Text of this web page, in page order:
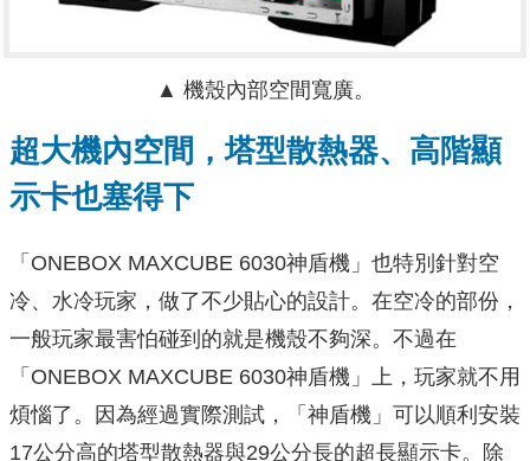
▲ 機殼內部空間寬廣。
超大機內空間，塔型散熱器、高階顯
示卡也塞得下
「ONEBOX MAXCUBE 6030神盾機」也特別針對空
冷、水冷玩家，做了不少貼心的設計。在空冷的部份，
一般玩家最害怕碰到的就是機殼不夠深。不過在
「ONEBOX MAXCUBE 6030神盾機」上，玩家就不用
煩惱了。因為經過實際測試，「神盾機」可以順利安裝
17公分高的塔型散熱器與29公分長的超長顯示卡。除